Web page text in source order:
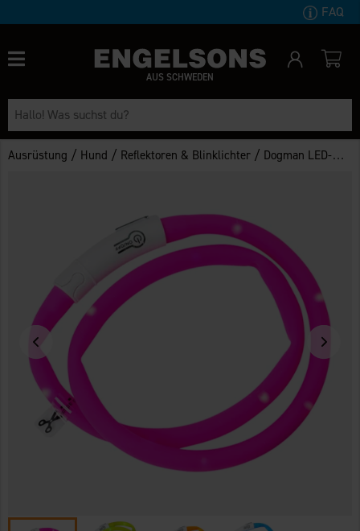
FAQ
AUS SCHWEDEN
Ausrüstung / Hund / Reflektoren & Blinklichter / Dogman LED-Blinkhalsband